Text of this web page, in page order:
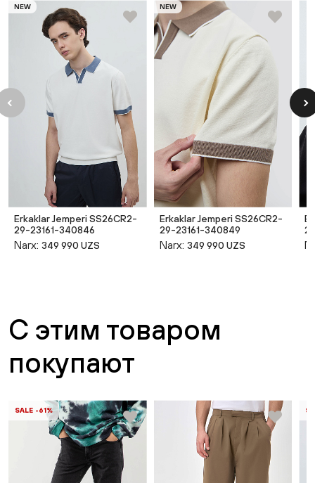
NEW
Erkaklar Jemperi SS26CR2-
29-23161-340846
Narx: 349 990 UZS
NEW
Erkaklar Jemperi SS26CR2-
29-23161-340849
Narx: 349 990 UZS
С этим товаром
покупают
SALE -61%